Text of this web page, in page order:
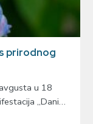
prirodnog
u 18
„Dani…